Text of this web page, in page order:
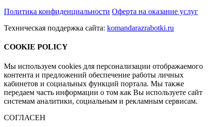
Политика конфиденциальности Оферта на оказание услуг
Техническая поддержка сайта: komandarazrabotki.ru
COOKIE POLICY
Мы используем cookies для персонализации отображаемого
контента и предложений обеспечение работы личных
кабинетов и социальных функций портала. Мы также
передаем часть информации о том как Вы используете сайт
системам аналитики, социальным и рекламным сервисам.
СОГЛАСЕН